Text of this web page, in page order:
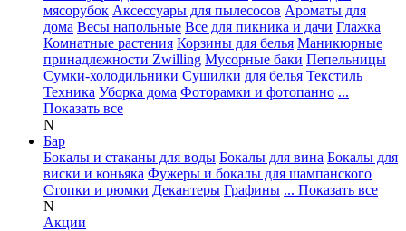
мясорубок Аксессуары для пылесосов Ароматы для
дома Весы напольные Все для пикника и дачи Глажка
Комнатные растения Корзины для белья Маникюрные
принадлежности Zwilling Мусорные баки Пепельницы
Сумки-холодильники Сушилки для белья Текстиль
Техника Уборка дома Фоторамки и фотопанно ...
Показать все
N
Бар
Бокалы и стаканы для воды Бокалы для вина Бокалы для
виски и коньяка Фужеры и бокалы для шампанского
Стопки и рюмки Декантеры Графины ... Показать все
N
Акции